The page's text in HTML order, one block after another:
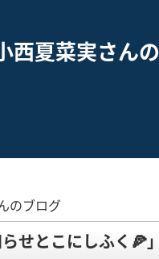
西夏菜実さん
のブログ
せとこにしふく🍕」